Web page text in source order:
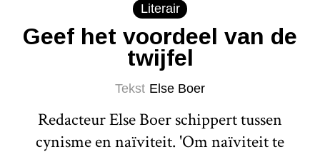
Literair
Geef het voordeel van de
twijfel
Tekst Else Boer
Redacteur Else Boer schippert tussen
cynisme en naïviteit. 'Om naïviteit te